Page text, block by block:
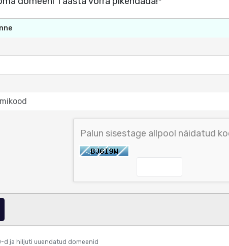
Palun sisestage allpool näidatud
d ja hiljuti uuendatud domeenid